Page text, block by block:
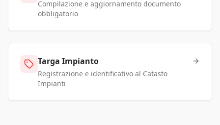
Compilazione e aggiornamento documento
obbligatorio
Targa Impianto
Registrazione e identificativo al Catasto
Impianti